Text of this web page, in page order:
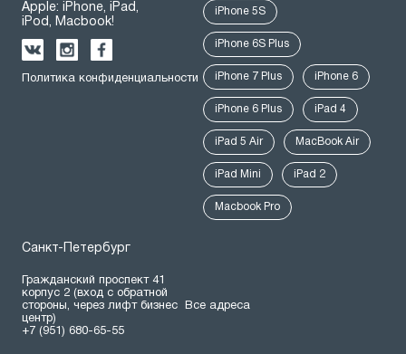
Apple: iPhone, iPad,
iPod, Macbook!
Политика конфиденциальности
iPhone 5S
iPhone 6S Plus
iPhone 7 Plus iPhone 6
iPhone 6 Plus iPad 4
iPad 5 Air MacBook Air
iPad Mini iPad 2
Macbook Pro
Санкт-Петербург
Гражданский проспект 41
корпус 2 (вход с обратной
стороны, через лифт бизнес
центр)
+7 (951) 680-65-55
Все адреса